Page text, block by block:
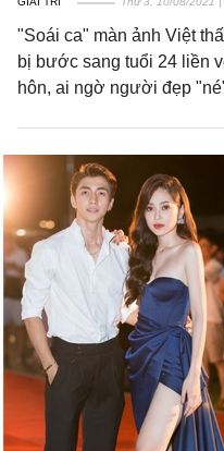
"Soái ca" màn ảnh Việt
bị bước sang tuổi 24 liền
hôn, ai ngờ người đẹp